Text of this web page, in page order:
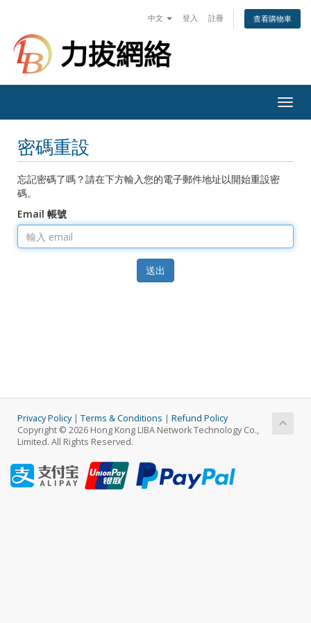
中文 登入 註冊 查看購物車
密碼重設
忘記密碼了嗎？請在下方輸入您的電子郵件地址以開始重設密
碼。
Email 帳號
送出
Privacy Policy| Terms & Conditions | Refund Policy
Copyright © 2026 Hong Kong LIBA Network Technology Co.,
Limited. All Rights Reserved.